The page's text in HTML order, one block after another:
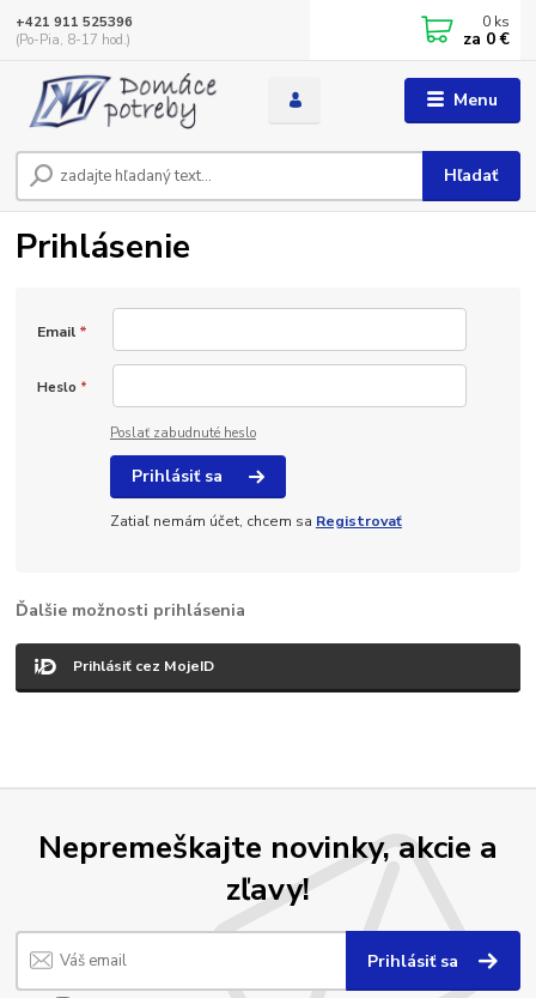
Menu
Hľadať
+421 911 525396
(Po-Pia, 8-17 hod.)
0 ks
za 0 €
Prihlásenie
Email *
Heslo *
Poslať zabudnuté heslo
Prihlásiť sa
Zatiaľ nemám účet, chcem sa Registrovať
Ďalšie možnosti prihlásenia
Prihlásiť cez MojeID
Nepremeškajte novinky, akcie a
zľavy!
Prihlásiť sa